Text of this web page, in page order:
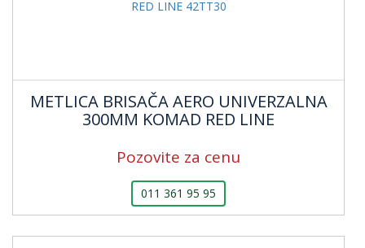
METLICA BRISAČA AERO UNIVERZALNA
300MM KOMAD RED LINE
Pozovite za cenu
011 361 95 95